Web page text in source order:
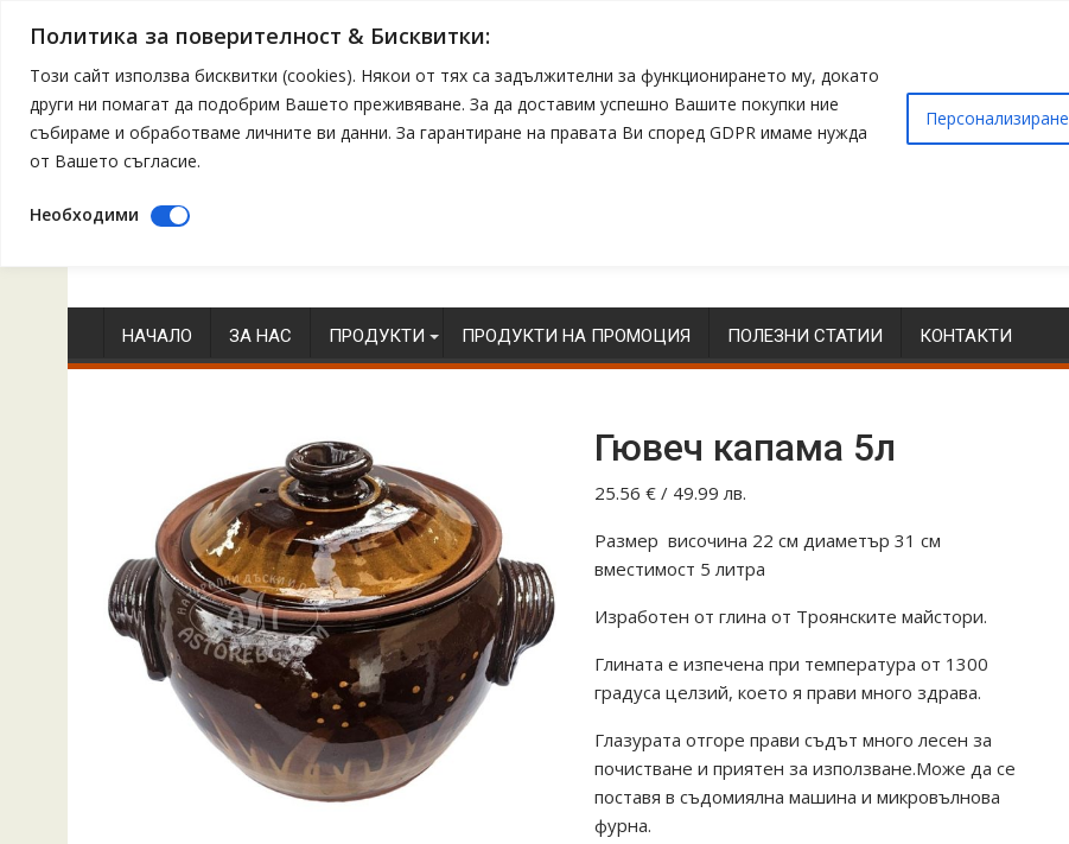
Политика за поверителност & Бисквитки:
Този сайт използва бисквитки (cookies). Някои от тях са задължителни за функционирането му, докато
други ни помагат да подобрим Вашето преживяване. За да доставим успешно Вашите покупки ние
събираме и обработваме личните ви данни. За гарантиране на правата Ви според GDPR имаме нужда
от Вашето съгласие.
Персонализиране
Необходими
to
contentНАЧАЛО ЗА НАС ПРОДУКТИ ПРОДУКТИ НА ПРОМОЦИЯ ПОЛЕЗНИ СТАТИИ КОНТАКТИ
Гювеч капама 5л
25.56 €/ 49.99 лв.
Размер височина 22 см диаметър 31 см
вместимост 5 литра
Изработен от глина от Троянските майстори.
Глината е изпечена при температура от 1300
градуса целзий, което я прави много здрава.
Глазурата отгоре прави съдът много лесен за
почистване и приятен за използване.Може да се
поставя в съдомиялна машина и микровълнова
фурна.